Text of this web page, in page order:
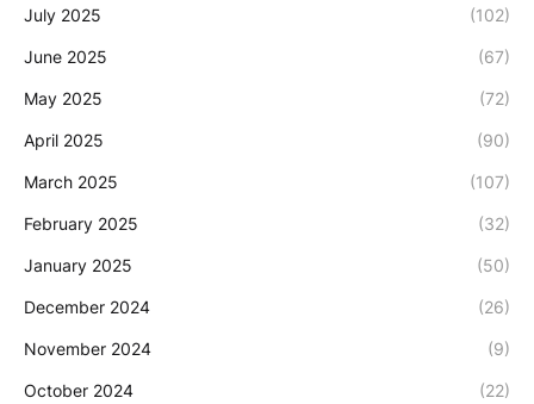
July 2025 (102)
June 2025 (67)
May 2025 (72)
April 2025 (90)
March 2025 (107)
February 2025 (32)
January 2025 (50)
December 2024 (26)
November 2024 (9)
October 2024 (22)